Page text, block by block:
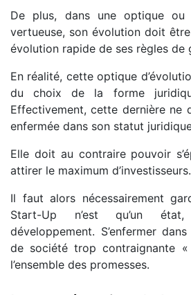
De plus, dans une optique ou
vertueuse, son évolution doit être
évolution rapide de ses règles de
En réalité, cette optique
du choix de la forme
Effectivement, cette dernière ne
enfermée dans son statut
Elle doit au contraire pouvoir
attirer le maximum d’investisseurs.
Il faut alors nécessairement
Start-Up n’est qu’un
développement. S’enfermer
de société trop contraignante
l’ensemble des promesses.